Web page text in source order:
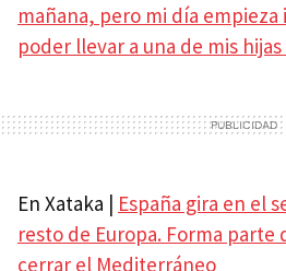
mañana, pero mi día empieza
poder llevar a una de mis
En Xataka | España gira en el
resto de Europa. Forma parte
cerrar el Mediterráneo